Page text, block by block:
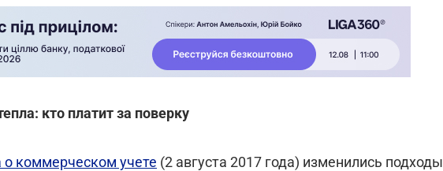
кто платит за поверку
о коммерческом учете (2 августа 2017 года) изменились подходы